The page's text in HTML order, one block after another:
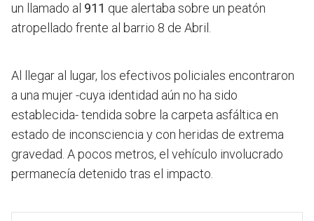
un llamado al 911 que alertaba sobre un peatón
atropellado frente al barrio 8 de Abril.
Al llegar al lugar, los efectivos policiales encontraron
a una mujer -cuya identidad aún no ha sido
establecida- tendida sobre la carpeta asfáltica en
estado de inconsciencia y con heridas de extrema
gravedad. A pocos metros, el vehículo involucrado
permanecía detenido tras el impacto.